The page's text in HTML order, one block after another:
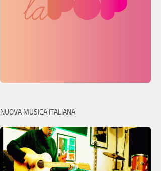
NUOVA MUSICA ITALIANA